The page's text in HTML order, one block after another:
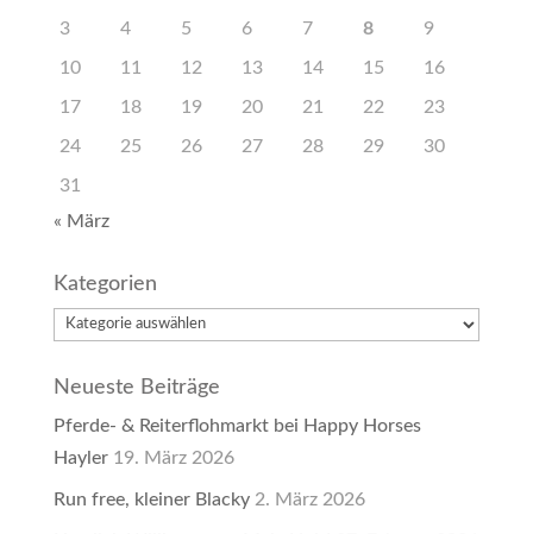
3 4 5 6 7 8 9
10 11 12 13 14 15 16
17 18 19 20 21 22 23
24 25 26 27 28 29 30
31
« März
Kategorien
Kategorien
Neueste Beiträge
Pferde- & Reiterflohmarkt bei Happy Horses
Hayler 19. März 2026
Run free, kleiner Blacky 2. März 2026